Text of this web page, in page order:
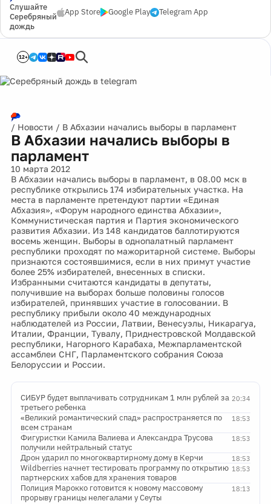
Слушайте
Серебряный
дождь
App Store Google Play Telegram App
12+
/ Новости / В Абхазии начались выборы в парламент
В Абхазии начались выборы в
парламент
10 марта 2012
В Абхазии начались выборы в парламент, в 08.00 мск в
республике открылись 174 избирательных участка. На
места в парламенте претендуют партии «Единая
Абхазия», «Форум народного единства Абхазии»,
Коммунистическая партия и Партия экономического
развития Абхазии. Из 148 кандидатов баллотируются
восемь женщин. Выборы в однопалатный парламент
республики проходят по мажоритарной системе. Выборы
признаются состоявшимися, если в них примут участие
более 25% избирателей, внесенных в списки.
Избранными считаются кандидаты в депутаты,
получившие на выборах больше половины голосов
избирателей, принявших участие в голосовании. В
республику прибыли около 40 международных
наблюдателей из России, Латвии, Венесуэлы, Никарагуа,
Италии, Франции, Тувалу, Приднестровской Молдавской
республики, Нагорного Карабаха, Межпарламентской
ассамблеи СНГ, Парламентского собрания Союза
Белоруссии и России.
20:34
СИБУР будет выплачивать сотрудникам 1 млн рублей за
третьего ребенка
18:53
«Великий романтический спад» распространяется по
всем странам
18:53
Фигуристки Камила Валиева и Александра Трусова
получили нейтральный статус
18:53
Дрон ударил по многоквартирному дому в Керчи
18:53
Wildberries начнет тестировать программу по открытию
партнерских хабов для хранения товаров
18:13
Полиция Марокко готовится к новому массовому
прорыву границы нелегалами у Сеуты